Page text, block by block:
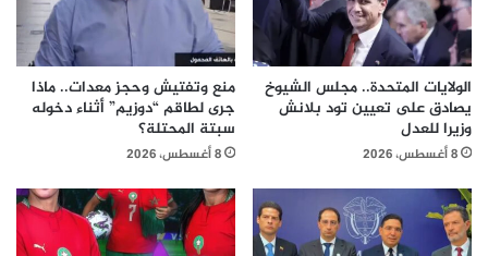
الولايات المتحدة.. مجلس الشيوخ
يصادق على تعيين تود بلانش
وزيرا للعدل
8 أغسطس، 2026
منع وتفتيش وحجز معدات.. ماذا
جرى لطاقم “دوزيم” أثناء دخوله
سبتة المحتلة؟
8 أغسطس، 2026